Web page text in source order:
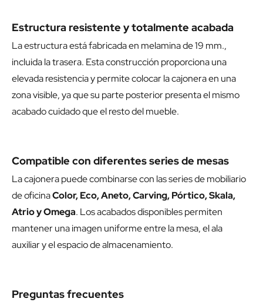
Estructura resistente y totalmente acabada
La estructura está fabricada en melamina de 19 mm.,
incluida la trasera. Esta construcción proporciona una
elevada resistencia y permite colocar la cajonera en una
zona visible, ya que su parte posterior presenta el mismo
acabado cuidado que el resto del mueble.
Compatible con diferentes series de mesas
La cajonera puede combinarse con las series de mobiliario
de oficinaColor, Eco, Aneto, Carving, Pórtico, Skala,
Atrio y Omega. Los acabados disponibles permiten
mantener una imagen uniforme entre la mesa, el ala
auxiliar y el espacio de almacenamiento.
Preguntas frecuentes